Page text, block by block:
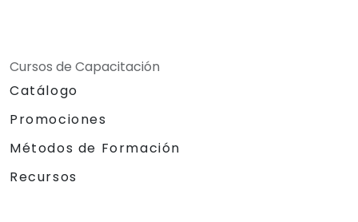
Cursos de Capacitación
Catálogo
Promociones
Métodos de Formación
Recursos